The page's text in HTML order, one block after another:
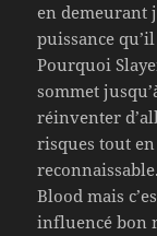
en demeurant
puissance
Pourquoi
sommet
réinventer
risques tout
Blood mais
influencé bon